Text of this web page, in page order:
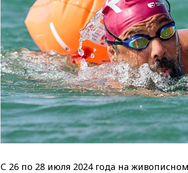
С 26 по 28 июля 2024 года на